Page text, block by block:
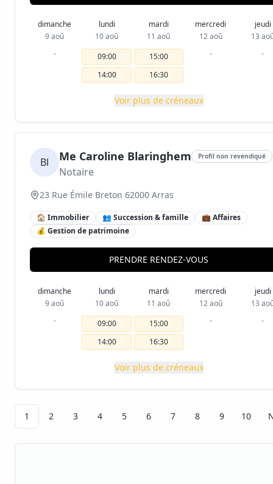
dimanche
9 aoû
-
lundi
10 aoû
09:00
14:00
mardi
11 aoû
15:00
16:30
mercredi
12 aoû
-
jeudi
13
-
Voir plus de créneaux
Bl Me Caroline Blaringhem Profil non revendiqué
Notaire
23 Rue Émile Breton 62000 Arras
🏠 Immobilier 👥 Succession & famille
💼 Affaires
💰 Gestion de patrimoine
PRENDRE RENDEZ-VOUS
dimanche
9 aoû
-
lundi
10 aoû
09:00
14:00
mardi
11 aoû
15:00
16:30
mercredi
12 aoû
-
jeudi
13
-
Voir plus de créneaux
1 2 3 4 5 6 7 8 9 10